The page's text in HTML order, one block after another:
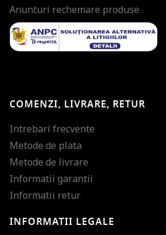
Anunturi rechemare produse
COMENZI, LIVRARE, RETUR
Intrebari frecvente
Metode de plata
Metode de livrare
Informatii garantii
Informatii retur
INFORMATII LEGALE